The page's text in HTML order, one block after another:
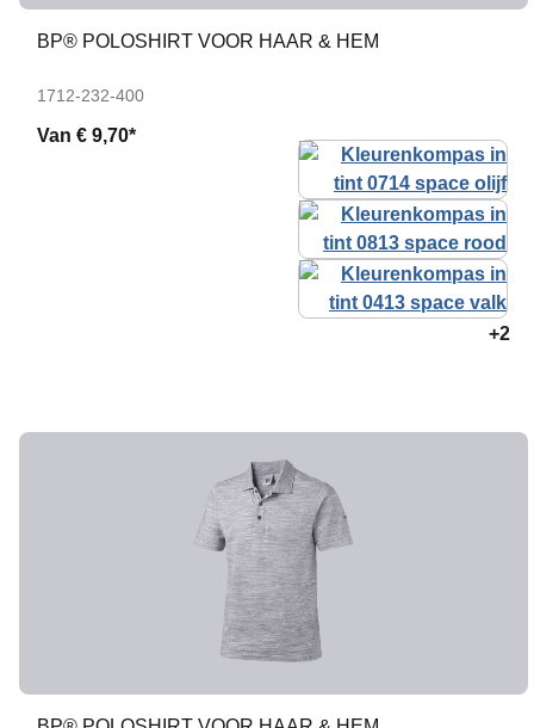
BP® POLOSHIRT VOOR HAAR & HEM
1712-232-400
Van € 9,70*
+2